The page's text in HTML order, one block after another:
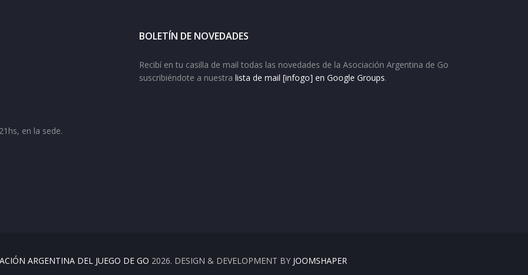
en la sede.
BOLETÍN DE NOVEDADES
Recibí en tu casilla de mail todas las novedades de la Asociación Argentina de Go
suscribiéndote a nuestra lista de mail [infogo] en Google Groups.
ARGENTINA DEL JUEGO DE GO 2026. DESIGN & DEVELOPMENT BY JOOMSHAPER